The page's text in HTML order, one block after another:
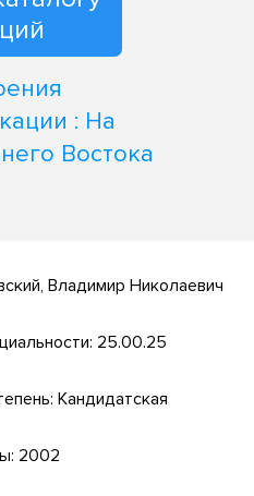
: На
Востока
Владимир Николаевич
25.00.25
Кандидатская
2002